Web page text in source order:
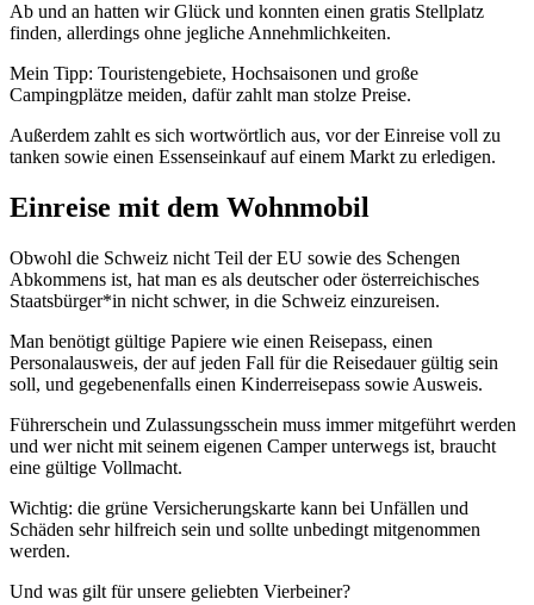
Ab und an hatten wir Glück und konnten einen gratis Stellplatz
finden, allerdings ohne jegliche Annehmlichkeiten.
Mein Tipp: Touristengebiete, Hochsaisonen und große
Campingplätze meiden, dafür zahlt man stolze Preise.
Außerdem zahlt es sich wortwörtlich aus, vor der Einreise voll zu
tanken sowie einen Essenseinkauf auf einem Markt zu erledigen.
Einreise mit dem Wohnmobil
Obwohl die Schweiz nicht Teil der EU sowie des Schengen
Abkommens ist, hat man es als deutscher oder österreichisches
Staatsbürger*in nicht schwer, in die Schweiz einzureisen.
Man benötigt gültige Papiere wie einen Reisepass, einen
Personalausweis, der auf jeden Fall für die Reisedauer gültig sein
soll, und gegebenenfalls einen Kinderreisepass sowie Ausweis.
Führerschein und Zulassungsschein muss immer mitgeführt werden
und wer nicht mit seinem eigenen Camper unterwegs ist, braucht
eine gültige Vollmacht.
Wichtig: die grüne Versicherungskarte kann bei Unfällen und
Schäden sehr hilfreich sein und sollte unbedingt mitgenommen
werden.
Und was gilt für unsere geliebten Vierbeiner?